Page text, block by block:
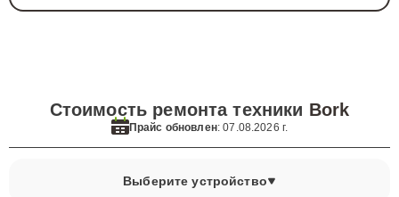
Стоимость ремонта техники Bork
Прайс обновлен: 07.08.2026 г.
Выберите устройство